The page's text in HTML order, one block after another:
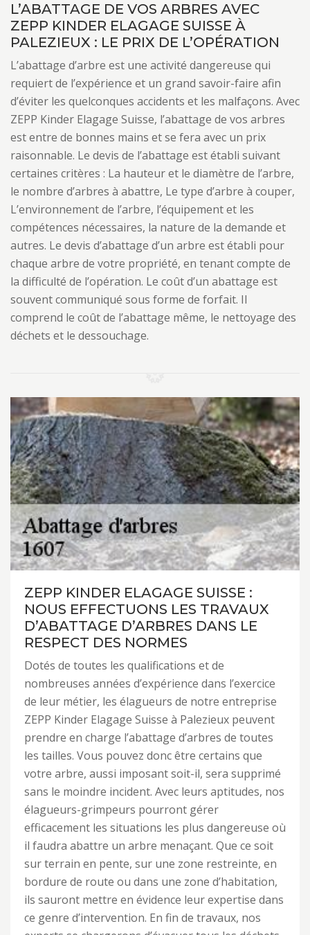
L’ABATTAGE DE VOS ARBRES AVEC
ZEPP KINDER ELAGAGE SUISSE À
PALEZIEUX : LE PRIX DE L’OPÉRATION
L’abattage d’arbre est une activité dangereuse qui
requiert de l’expérience et un grand savoir-faire afin
d’éviter les quelconques accidents et les malfaçons. Avec
ZEPP Kinder Elagage Suisse, l’abattage de vos arbres
est entre de bonnes mains et se fera avec un prix
raisonnable. Le devis de l’abattage est établi suivant
certaines critères : La hauteur et le diamètre de l’arbre,
le nombre d’arbres à abattre, Le type d’arbre à couper,
L’environnement de l’arbre, l’équipement et les
compétences nécessaires, la nature de la demande et
autres. Le devis d’abattage d’un arbre est établi pour
chaque arbre de votre propriété, en tenant compte de
la difficulté de l’opération. Le coût d’un abattage est
souvent communiqué sous forme de forfait. Il
comprend le coût de l’abattage même, le nettoyage des
déchets et le dessouchage.
ZEPP KINDER ELAGAGE SUISSE :
NOUS EFFECTUONS LES TRAVAUX
D’ABATTAGE D’ARBRES DANS LE
RESPECT DES NORMES
Dotés de toutes les qualifications et de
nombreuses années d’expérience dans l’exercice
de leur métier, les élagueurs de notre entreprise
ZEPP Kinder Elagage Suisse à Palezieux peuvent
prendre en charge l’abattage d’arbres de toutes
les tailles. Vous pouvez donc être certains que
votre arbre, aussi imposant soit-il, sera supprimé
sans le moindre incident. Avec leurs aptitudes, nos
élagueurs-grimpeurs pourront gérer
efficacement les situations les plus dangereuse où
il faudra abattre un arbre menaçant. Que ce soit
sur terrain en pente, sur une zone restreinte, en
bordure de route ou dans une zone d’habitation,
ils sauront mettre en évidence leur expertise dans
ce genre d’intervention. En fin de travaux, nos